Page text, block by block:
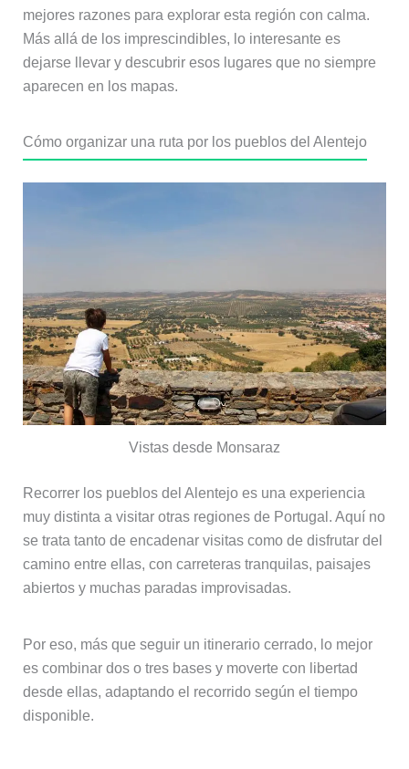
mejores razones para explorar esta región con calma.
Más allá de los imprescindibles, lo interesante es
dejarse llevar y descubrir esos lugares que no siempre
aparecen en los mapas.
Cómo organizar una ruta por los pueblos del Alentejo
Vistas desde Monsaraz
Recorrer los pueblos del Alentejo es una experiencia
muy distinta a visitar otras regiones de Portugal. Aquí no
se trata tanto de encadenar visitas como de disfrutar del
camino entre ellas, con carreteras tranquilas, paisajes
abiertos y muchas paradas improvisadas.
Por eso, más que seguir un itinerario cerrado, lo mejor
es combinar dos o tres bases y moverte con libertad
desde ellas, adaptando el recorrido según el tiempo
disponible.